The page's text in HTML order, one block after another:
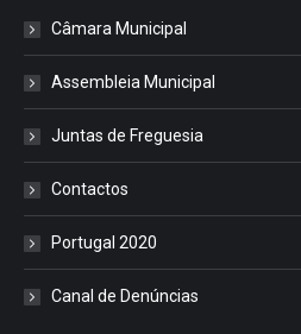
Câmara Municipal
Assembleia Municipal
Juntas de Freguesia
Contactos
Portugal 2020
Canal de Denúncias